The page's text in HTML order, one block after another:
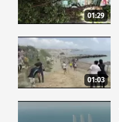
01:29
01:03